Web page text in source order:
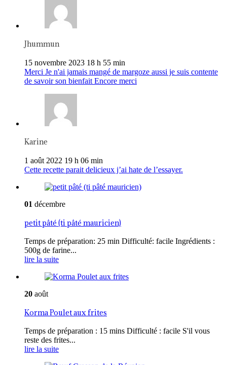
Jhummun
15 novembre 2023 18 h 55 min
Merci Je n'ai jamais mangé de margoze aussi je suis contente
de savoir son bienfait Encore merci
Karine
1 août 2022 19 h 06 min
Cette recette parait delicieux j’ai hate de l’essayer.
01 décembre
petit pâté (ti pâté mauricien)
Temps de préparation: 25 min Difficulté: facile Ingrédients :
500g de farine...
lire la suite
20 août
Korma Poulet aux frites
Temps de préparation : 15 mins Difficulté : facile S'il vous
reste des frites...
lire la suite